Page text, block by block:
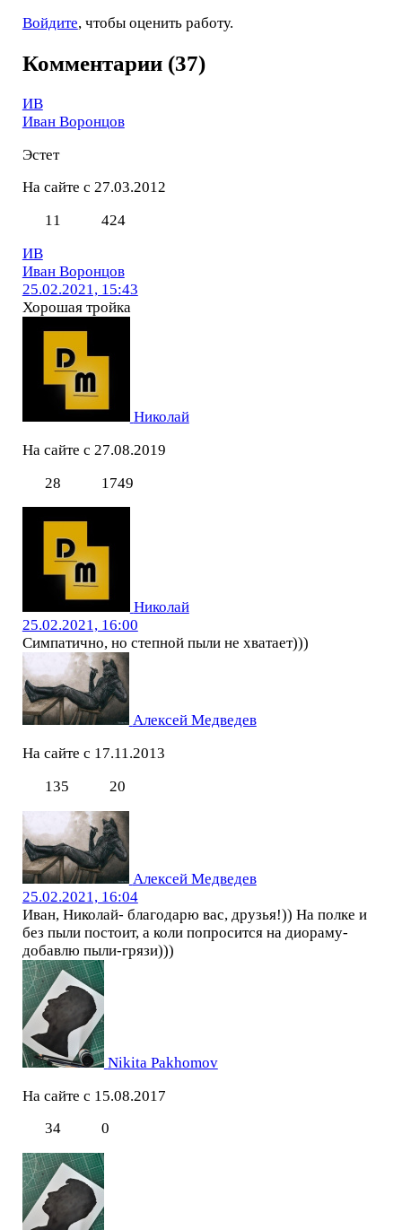
Войдите, чтобы оценить работу.
Комментарии (37)
ИВ
Иван Воронцов
Эстет
На сайте с 27.03.2012
11
424
ИВ
Иван Воронцов
25.02.2021, 15:43
Хорошая тройка
Николай
На сайте с 27.08.2019
28
1749
Николай
25.02.2021, 16:00
Симпатично, но степной пыли не хватает)))
Алексей Медведев
На сайте с 17.11.2013
135
20
Алексей Медведев
25.02.2021, 16:04
Иван, Николай- благодарю вас, друзья!)) На полке и
без пыли постоит, а коли попросится на диораму-
добавлю пыли-грязи)))
Nikita Pakhomov
На сайте с 15.08.2017
34
0